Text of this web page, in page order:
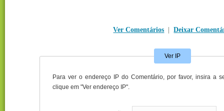
Ver Comentários |Deixar
Ver IP
Para ver o endereço IP do Comentário, por favor, insira a
clique em "Ver endereço IP".